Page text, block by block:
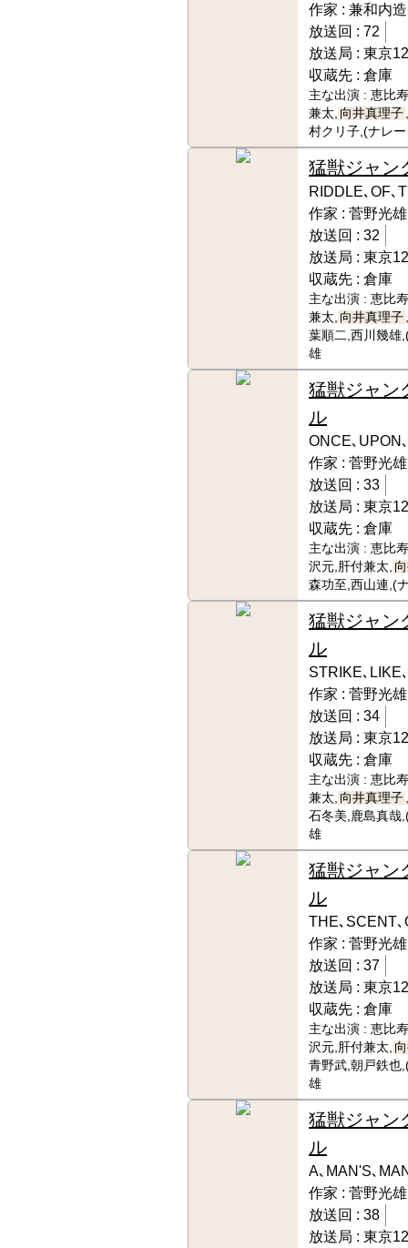
作家 : 兼和内
放送回 : 72
放送局 : 東京
収蔵先 : 倉庫
主な出演 : 恵比
兼太, 向井真理子
村クリ子,(ナレ
猛獣ジャン
RIDDLE､OF､
作家 : 菅野光
放送回 : 32
放送局 : 東京
収蔵先 : 倉庫
主な出演 : 恵比
兼太, 向井真理子
葉順二,西川幾雄
雄
猛獣ジャン
ル
ONCE､UPON
作家 : 菅野光
放送回 : 33
放送局 : 東京
収蔵先 : 倉庫
主な出演 : 恵比
沢元,肝付兼太,
森功至,西山連,(
猛獣ジャン
ル
STRIKE､LIKE
作家 : 菅野光
放送回 : 34
放送局 : 東京
収蔵先 : 倉庫
主な出演 : 恵比
兼太, 向井真理子
石冬美,鹿島真哉
雄
猛獣ジャン
ル
THE､SCENT､
作家 : 菅野光
放送回 : 37
放送局 : 東京
収蔵先 : 倉庫
主な出演 : 恵比
沢元,肝付兼太,
青野武,朝戸鉄也
雄
猛獣ジャン
ル
A､MAN'S､
作家 : 菅野光
放送回 : 38
放送局 : 東京